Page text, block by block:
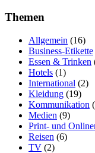
Themen
Allgemein (16)
Business-Etikette
Essen & Trinken
Hotels (1)
International (2)
Kleidung (19)
Kommunikation
Medien (9)
Print- und
Reisen (6)
TV (2)